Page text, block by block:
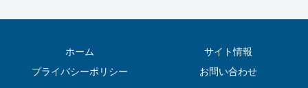
ホーム
サイト情報
プライバシーポリシー
お問い合わせ